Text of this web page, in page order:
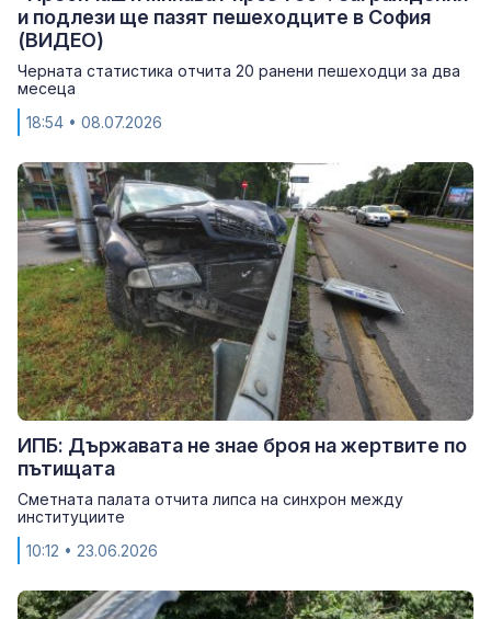
и подлези ще пазят пешеходците в София
(ВИДЕО)
Черната статистика отчита 20 ранени пешеходци за два
месеца
18:54 • 08.07.2026
ИПБ: Държавата не знае броя на жертвите по
пътищата
Сметната палата отчита липса на синхрон между
институциите
10:12 • 23.06.2026